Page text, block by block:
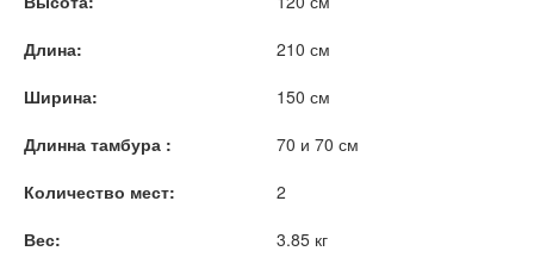
Длина:
210 см
Ширина:
150 см
Длинна тамбура :
70 и 70 см
Количество мест:
2
Вес:
3.85 кг